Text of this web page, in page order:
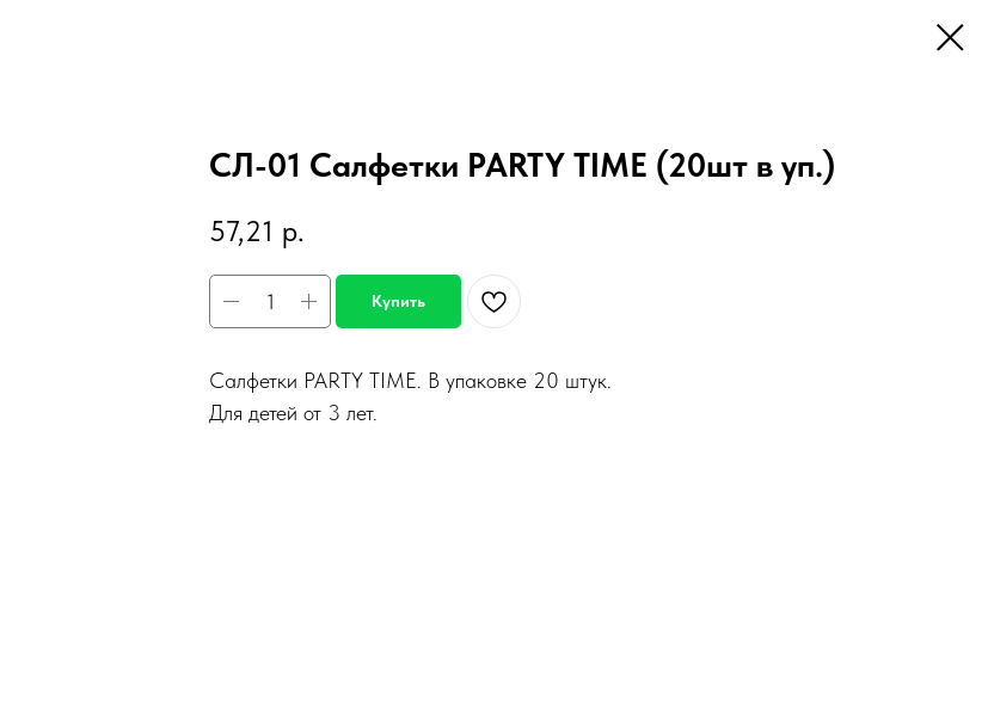
СЛ-01 Салфетки PARTY TIME (20шт в уп.)
57,21 р.
Купить
Салфетки PARTY TIME. В упаковке 20 штук.
Для детей от 3 лет.